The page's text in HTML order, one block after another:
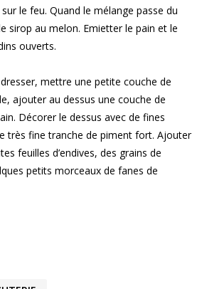
le feu. Quand le mélange passe du
sirop au melon. Emietter le pain et le
ouverts.
mettre une petite couche de
ajouter au dessus une couche de
Décorer le dessus avec de fines
très fine tranche de piment fort. Ajouter
feuilles d’endives, des grains de
petits morceaux de fanes de